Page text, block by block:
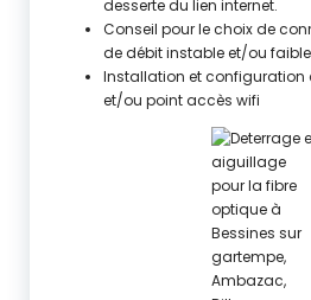
desserte du lien internet.
Conseil pour le choix de
de débit instable et/ou faible
Installation et configuration
et/ou point accès wifi